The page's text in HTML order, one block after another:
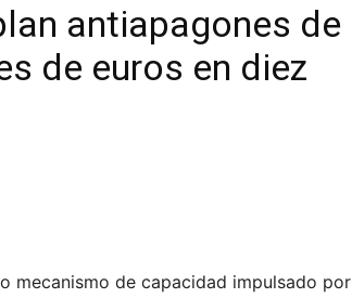
antiapagones de
de euros en diez
mecanismo de capacidad impulsado por